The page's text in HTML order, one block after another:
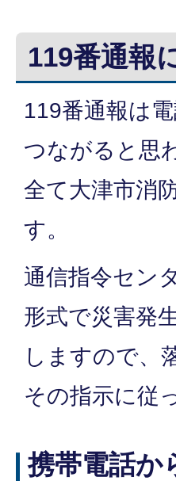
119番通報
119番通報は
つながると思
全て大津市消
す。
通信指令セン
形式で災害発
しますので、
その指示に従
携帯電話か